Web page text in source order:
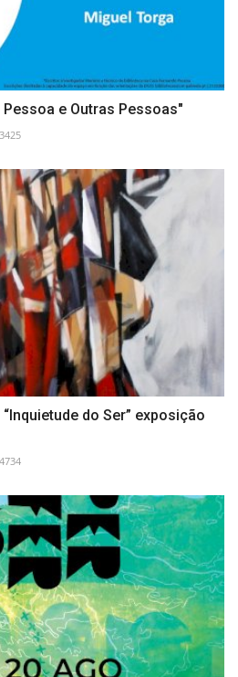
e Outras Pessoas"
3425
do Ser” exposição
4734